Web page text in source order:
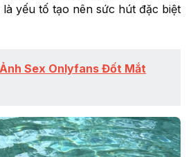
yếu tố tạo nên sức hút đặc biệt
Sex Onlyfans Đốt Mắt